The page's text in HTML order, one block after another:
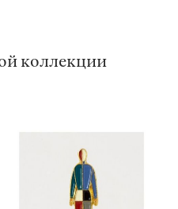
коллекции